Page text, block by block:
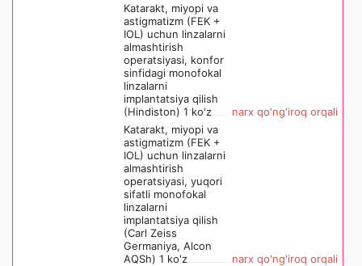
Katarakt, miyopi va
astigmatizm (FEK +
IOL) uchun linzalarni
almashtirish
operatsiyasi, konfor
sinfidagi monofokal
linzalarni
implantatsiya qilish
(Hindiston) 1 ko'z
narx qo'ng'iroq orqali
Katarakt, miyopi va
astigmatizm (FEK +
IOL) uchun linzalarni
almashtirish
operatsiyasi, yuqori
sifatli monofokal
linzalarni
implantatsiya qilish
(Carl Zeiss
Germaniya, Alcon
AQSh) 1 ko'z
narx qo'ng'iroq orqali